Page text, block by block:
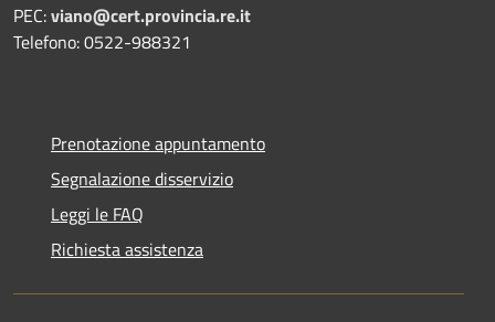
PEC:viano@cert.provincia.re.it
Telefono: 0522-988321
Prenotazione appuntamento
Segnalazione disservizio
Leggi le FAQ
Richiesta assistenza